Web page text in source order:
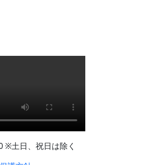
来場者事務局
admin.jp
※土日、祝日は除く